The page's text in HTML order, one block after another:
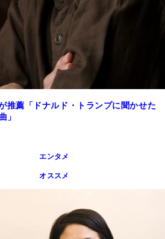
推薦「ドナルド・トランプに聞かせた
」
エンタメ
オススメ